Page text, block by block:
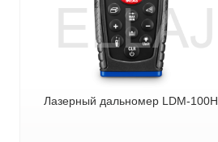
Лазерный дальномер LDM-100H